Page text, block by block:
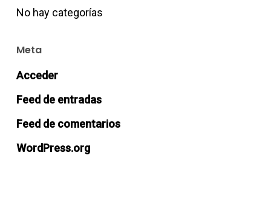
No hay categorías
Meta
Acceder
Feed de entradas
Feed de comentarios
WordPress.org